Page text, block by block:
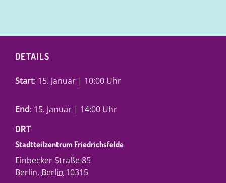
DETAILS
Start: 15. Januar | 10:00 Uhr
End: 15. Januar | 14:00 Uhr
ORT
Stadtteilzentrum Friedrichsfelde
Einbecker Straße 85
Berlin, Berlin 10315